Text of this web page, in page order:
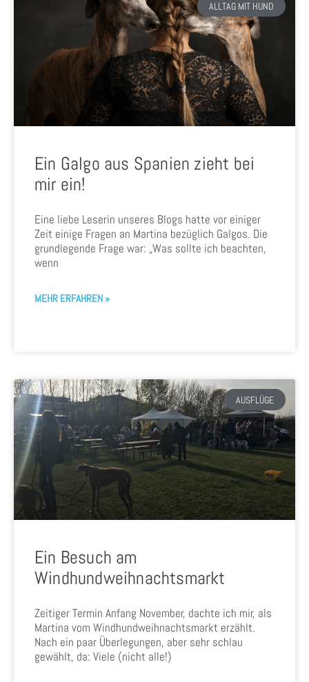
ALLTAG MIT HUND
Ein Galgo aus Spanien zieht bei
mir ein!
Eine liebe Leserin unseres Blogs hatte vor einiger
Zeit einige Fragen an Martina bezüglich Galgos. Die
grundlegende Frage war: „Was sollte ich beachten,
wenn
MEHR ERFAHREN »
AUSFLÜGE
Ein Besuch am
Windhundweihnachtsmarkt
Zeitiger Termin Anfang November, dachte ich mir, als
Martina vom Windhundweihnachtsmarkt erzählt.
Nach ein paar Überlegungen, aber sehr schlau
gewählt, da: Viele (nicht alle!)